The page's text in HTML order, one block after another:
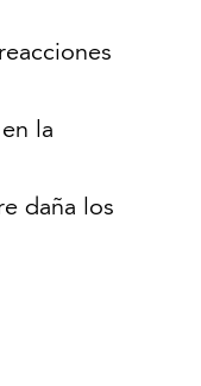
la
daña los